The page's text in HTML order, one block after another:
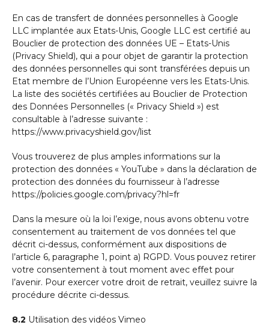
En cas de transfert de données personnelles à Google
LLC implantée aux Etats-Unis, Google LLC est certifié au
Bouclier de protection des données UE – Etats-Unis
(Privacy Shield), qui a pour objet de garantir la protection
des données personnelles qui sont transférées depuis un
Etat membre de l’Union Européenne vers les Etats-Unis.
La liste des sociétés certifiées au Bouclier de Protection
des Données Personnelles (« Privacy Shield ») est
consultable à l’adresse suivante :
https://www.privacyshield.gov/list
Vous trouverez de plus amples informations sur la
protection des données « YouTube » dans la déclaration de
protection des données du fournisseur à l’adresse
https://policies.google.com/privacy?hl=fr
Dans la mesure où la loi l’exige, nous avons obtenu votre
consentement au traitement de vos données tel que
décrit ci-dessus, conformément aux dispositions de
l’article 6, paragraphe 1, point a) RGPD. Vous pouvez retirer
votre consentement à tout moment avec effet pour
l’avenir. Pour exercer votre droit de retrait, veuillez suivre la
procédure décrite ci-dessus.
8.2 Utilisation des vidéos Vimeo